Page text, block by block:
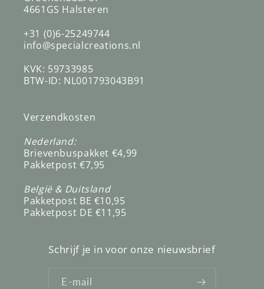
4661GS Halsteren
+31 (0)6-25249744
info@specialcreations.nl
KVK: 59733985
BTW-ID: NL001793043B91
Verzendkosten
Nederland:
Brievenbuspakket €4,99
Pakketpost €7,95
België & Duitsland
Pakketpost BE €10,95
Pakketpost DE €11,95
Schrijf je in voor onze nieuwsbrief
E‑mail